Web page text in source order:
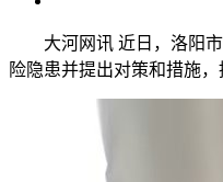
大河网讯 近日，洛阳
险隐患并提出对策和措施